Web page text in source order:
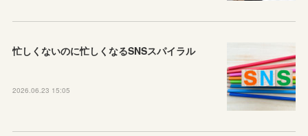
忙しくないのに忙しくなるSNSスパイラル
2026.06.23 15:05